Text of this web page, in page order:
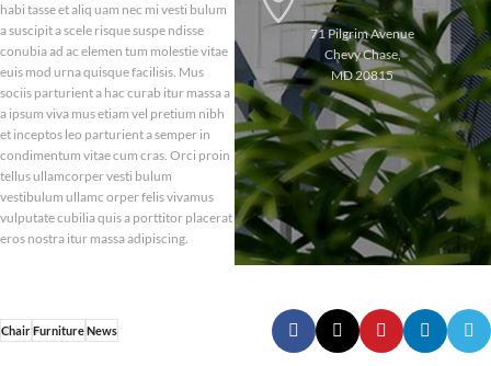
habi tasse et aliq uam nec mi vesti bulum
a suscipit a scele risque suspe ndisse
conubia ad ac elemen tum molestie vitae
euis mod urna quisque facilisis. Mus
sociis parturient a hac curab itur massa a
a ipsum viva mus etiam vel pretium nibh
et inceptos leo parturient a semper in
condimentum vitae cum cras. Orci proin
tellus ullamcorper vesti bulum
vestibulum ullamc orper felis vivamus
vulputate cubilia quis a porttitor placerat
eros nostra itur massa adipiscing.
71 Pilgrim Avenue
Chevy Chase,
MD 20815
ChairFurnitureNews